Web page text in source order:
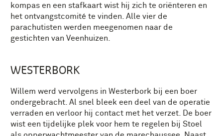
kompas en een stafkaart wist hij zich te oriënteren en
het ontvangstcomité te vinden. Alle vier de
parachutisten werden meegenomen naar de
gestichten van Veenhuizen.
WESTERBORK
Willem werd vervolgens in Westerbork bij een boer
ondergebracht. Al snel bleek een deel van de operatie
verraden en verloor hij contact met het verzet. De boer
wist een tijdelijke plek voor hem te regelen bij Stoel